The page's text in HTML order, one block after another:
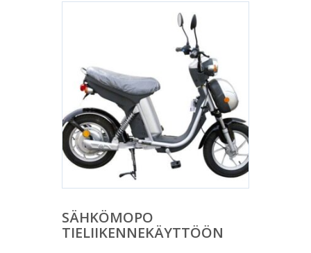
SÄHKÖMOPO
TIELIIKENNEKÄYTTÖÖN